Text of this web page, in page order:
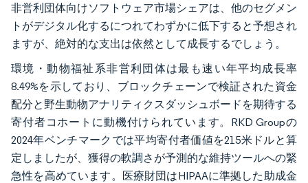
非営利団体向けソフトウェア市場シェアは、他のセグメン
トがデジタル化するにつれてわずかに低下すると予想され
ますが、絶対的な支出は依然として成長するでしょう。
環境・動物福祉系非営利団体は最も速い年平均成長率
8.49%を示しており、ブロックチェーンで検証された資金
配分と野生動物アナリティクスダッシュボードを期待する
寄付者コホートに動機付けられています。RKD Groupの
2024年ベンチマークでは平均寄付者価値を215米ドルと算
定しましたが、獲得の軟調さが予測的な維持ツールへの緊
急性を高めています。医療財団はHIPAAに準拠した助成金